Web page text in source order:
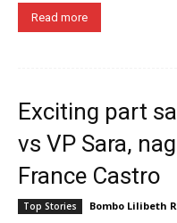
Read more
Exciting part
vs VP Sara,
France Castro
Top Stories Bombo Lilibeth